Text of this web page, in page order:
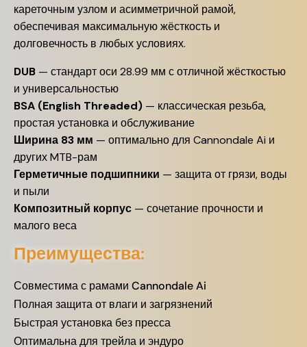
кареточным узлом и асимметричной рамой,
обеспечивая максимальную жёсткость и
долговечность в любых условиях.
DUB — стандарт оси 28.99 мм с отличной жёсткостью
и универсальностью
BSA (English Threaded) — классическая резьба,
простая установка и обслуживание
Ширина 83 мм — оптимально для Cannondale Ai и
других MTB-рам
Герметичные подшипники — защита от грязи, воды
и пыли
Композитный корпус — сочетание прочности и
малого веса
Преимущества:
Совместима с рамами Cannondale Ai
Полная защита от влаги и загрязнений
Быстрая установка без пресса
Оптимальна для трейла и эндуро